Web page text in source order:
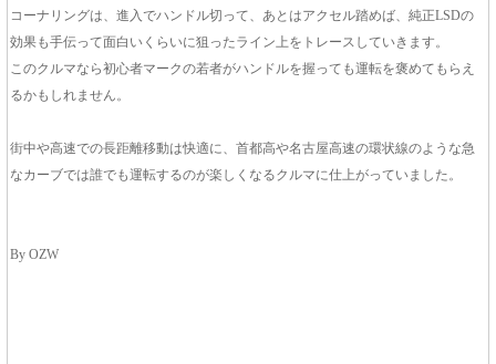
コーナリングは、進入でハンドル切って、あとはアクセル踏めば、純正LSDの
効果も手伝って面白いくらいに狙ったライン上をトレースしていきます。
このクルマなら初心者マークの若者がハンドルを握っても運転を褒めてもらえ
るかもしれません。
街中や高速での長距離移動は快適に、首都高や名古屋高速の環状線のような急
なカーブでは誰でも運転するのが楽しくなるクルマに仕上がっていました。
By OZW